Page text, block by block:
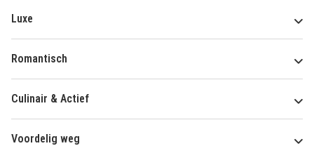
Luxe
Romantisch
Culinair & Actief
Voordelig weg